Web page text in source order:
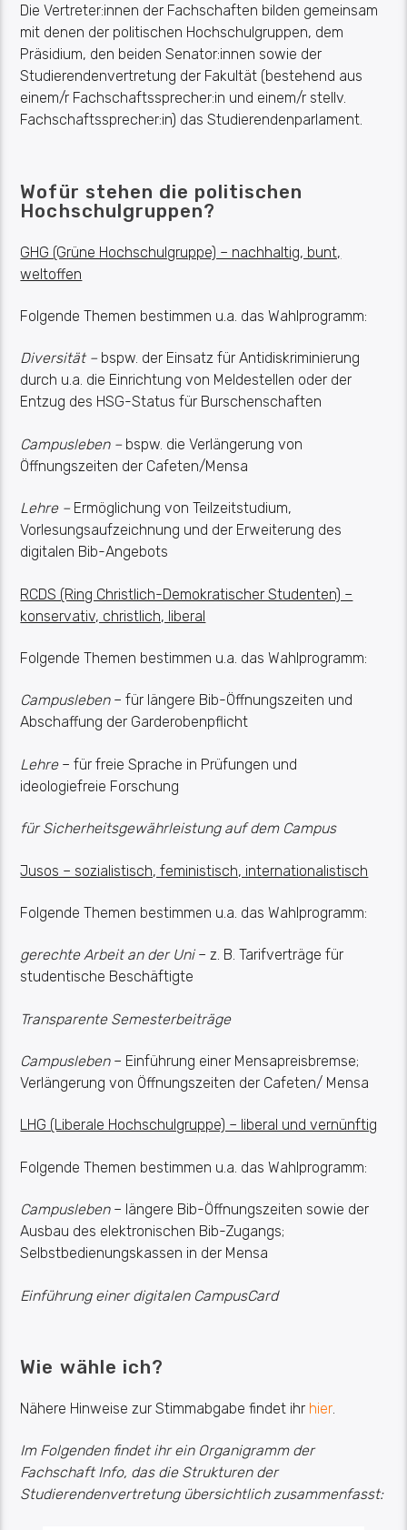
Die Vertreter:innen der Fachschaften bilden gemeinsam
mit denen der politischen Hochschulgruppen, dem
Präsidium, den beiden Senator:innen sowie der
Studierendenvertretung der Fakultät (bestehend aus
einem/r Fachschaftssprecher:in und einem/r stellv.
Fachschaftssprecher:in) das Studierendenparlament.
Wofür stehen die politischen
Hochschulgruppen?
GHG (Grüne Hochschulgruppe) – nachhaltig, bunt,
weltoffen
Folgende Themen bestimmen u.a. das Wahlprogramm:
Diversität –bspw. der Einsatz für Antidiskriminierung
durch u.a. die Einrichtung von Meldestellen oder der
Entzug des HSG-Status für Burschenschaften
Campusleben –bspw. die Verlängerung von
Öffnungszeiten der Cafeten/Mensa
Lehre –Ermöglichung von Teilzeitstudium,
Vorlesungsaufzeichnung und der Erweiterung des
digitalen Bib-Angebots
RCDS (Ring Christlich-Demokratischer Studenten) –
konservativ, christlich, liberal
Folgende Themen bestimmen u.a. das Wahlprogramm:
Campusleben – für längere Bib-Öffnungszeiten und
Abschaffung der Garderobenpflicht
Lehre – für freie Sprache in Prüfungen und
ideologiefreie Forschung
für Sicherheitsgewährleistung auf dem Campus
Jusos – sozialistisch, feministisch, internationalistisch
Folgende Themen bestimmen u.a. das Wahlprogramm:
gerechte Arbeit an der Uni– z. B. Tarifverträge für
studentische Beschäftigte
Transparente Semesterbeiträge
Campusleben– Einführung einer Mensapreisbremse;
Verlängerung von Öffnungszeiten der Cafeten/ Mensa
LHG (Liberale Hochschulgruppe) – liberal und vernünftig
Folgende Themen bestimmen u.a. das Wahlprogramm:
Campusleben – längere Bib-Öffnungszeiten sowie der
Ausbau des elektronischen Bib-Zugangs;
Selbstbedienungskassen in der Mensa
Einführung einer digitalen CampusCard
Wie wähle ich?
Nähere Hinweise zur Stimmabgabe findet ihr hier.
Im Folgenden findet ihr ein Organigramm der
Fachschaft Info, das die Strukturen der
Studierendenvertretung übersichtlich zusammenfasst: